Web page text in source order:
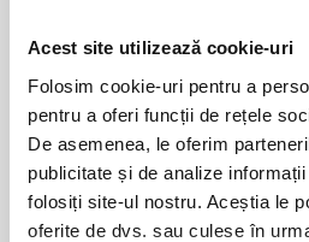
Acest site utilizează cookie-uri
Folosim cookie-uri pentru a
pentru a oferi funcții de rețele
De asemenea, le oferim
publicitate și de analize
folosiți site-ul nostru. Aceștia le
oferite de dvs. sau culese în
ALEXANDRIA
BACAU
BAIA MARE
BAILE HERCULANE
BAILESTI
BALS-IS
BALS-OT